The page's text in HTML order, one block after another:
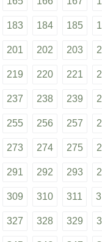
183 184 185
201 202 203
219 220 221
237 238 239
255 256 257
273 274 275
291 292 293
309 310 311
327 328 329